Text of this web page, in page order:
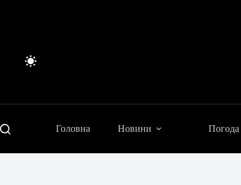
Головна Новини Погода